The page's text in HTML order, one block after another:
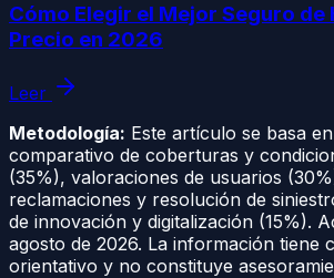
Cómo Elegir el Mejor Seguro
Precio en 2026
Leer
Metodología: Este artículo se basa
comparativo de coberturas y
(35%), valoraciones de usuarios
reclamaciones y resolución de
de innovación y digitalización (15%).
agosto de 2026. La información tiene
orientativo y no constituye